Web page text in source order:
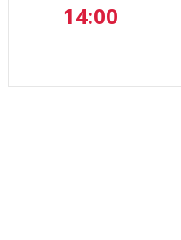
14:00